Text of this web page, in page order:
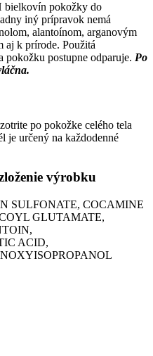
bielkovín pokožky do
iný prípravok nemá
alantoínom, arganovým
aj k prírode. Použitá
pokožku postupne odparuje. Po
po pokožke celého tela
je určený na každodenné
výrobku
SULFONATE, COCAMINE
GLUTAMATE,
ACID,